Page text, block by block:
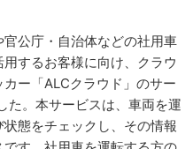
公庁・自治体などの社用車
するお客様に向け、クラウ
ー「ALCクラウド」のサー
た。本サービスは、車両を運
態をチェックし、その情報